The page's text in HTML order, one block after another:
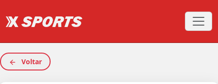
Voltar